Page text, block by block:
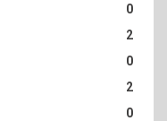
0
2
0
2
0